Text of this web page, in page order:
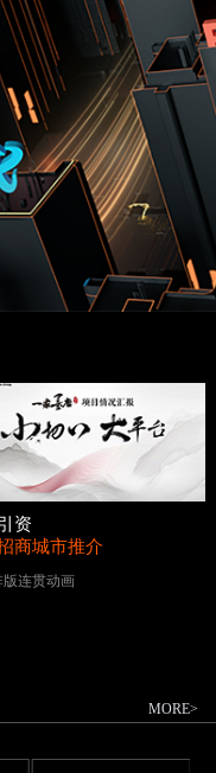
资
商城市推介
版连贯动画
MORE>